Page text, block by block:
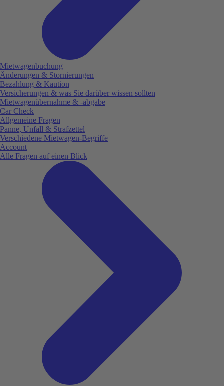
Mietwagenbuchung
Änderungen & Stornierungen
Bezahlung & Kaution
Versicherungen & was Sie darüber wissen sollten
Mietwagenübernahme & -abgabe
Car Check
Allgemeine Fragen
Panne, Unfall & Strafzettel
Verschiedene Mietwagen-Begriffe
Account
Alle Fragen auf einen Blick